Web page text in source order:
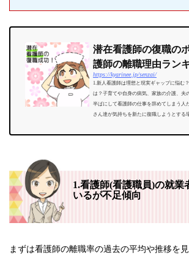
潜在看護師の復職の
護師の離職理由ラン
https://kyarinee.jp/senzai/
1.新人看護師は理想と現実ギャップに悩む
は？子育てや自身の病気、家族の介護、夫
半ばにして看護師の仕事を辞めてしまう人
さん達が気持ちを新たに復職しようとする
1.看護師(看護職員)の就業
いるが不足傾向
まずは看護師の離職率の過去の平均や推移を